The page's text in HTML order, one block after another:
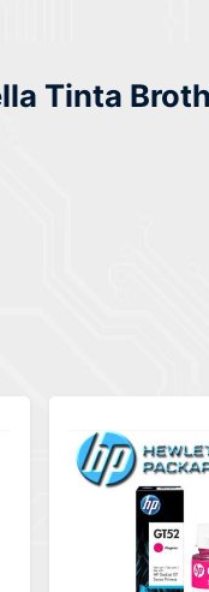
Tinta